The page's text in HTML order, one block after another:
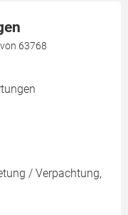
63768
/ Verpachtung,